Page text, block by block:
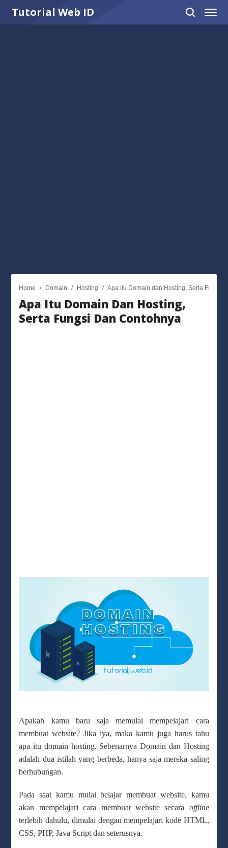
Tutorial Web ID
Home / Domain / Hosting / Apa itu Domain dan Hosting, Serta Fungsi
Apa Itu Domain Dan Hosting,
Serta Fungsi Dan Contohnya
Apakah kamu baru saja memulai mempelajari cara
membuat website? Jika iya, maka kamu juga harus tahu
apa itu domain hosting. Sebenarnya Domain dan Hosting
adalah dua istilah yang berbeda, hanya saja mereka saling
berhubungan.
Pada saat kamu mulai belajar membuat website, kamu
akan mempelajari cara membuat website secara offline
terlebih dahulu, dimulai dengan mempelajari kode HTML,
CSS, PHP, Java Script dan seterusnya.